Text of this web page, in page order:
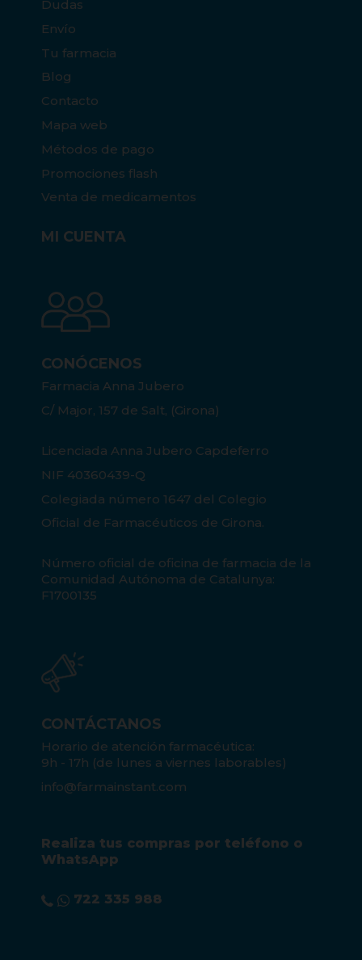
Dudas
Envío
Tu farmacia
Blog
Contacto
Mapa web
Métodos de pago
Promociones flash
Venta de medicamentos
MI CUENTA
CONÓCENOS
Farmacia Anna Jubero
C/ Major, 157 de Salt, (Girona)
Licenciada Anna Jubero Capdeferro
NIF 40360439-Q
Colegiada número 1647 del Colegio
Oficial de Farmacéuticos de Girona.
Número oficial de oficina de farmacia de la
Comunidad Autónoma de Catalunya:
F1700135
CONTÁCTANOS
Horario de atención farmacéutica:
9h - 17h (de lunes a viernes laborables)
info@farmainstant.com
Realiza tus compras por teléfono o
WhatsApp
722 335 988